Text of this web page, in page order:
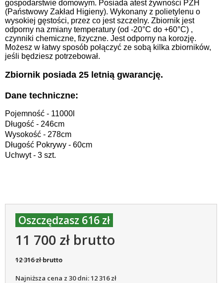
gospodarstwie domowym. Posiada atest żywności PZH
(Państwowy Zakład Higieny). Wykonany z polietylenu o
wysokiej gęstości, przez co jest szczelny. Zbiornik jest
odporny na zmiany temperatury (od -20°C do +60°C) ,
czynniki chemiczne, fizyczne. Jest odporny na korozję.
Możesz w łatwy sposób połączyć ze sobą kilka zbiorników,
jeśli będziesz potrzebował.
Zbiornik posiada 25 letnią gwarancję.
Dane techniczne:
Pojemność - 11000l
Długość - 246cm
Wysokość - 278cm
Długość Pokrywy - 60cm
Uchwyt - 3 szt.
Oszczędzasz 616 zł
11 700 zł brutto
12 316 zł brutto
Najniższa cena z 30 dni: 12 316 zł